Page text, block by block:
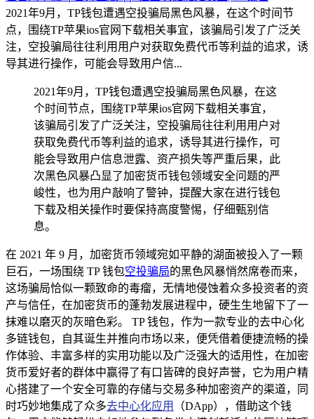
2021年9月，TP钱包遭遇空投骗局黑色风暴，在这个时间节
点，围绕TP苹果ios官网下载相关事宜，该骗局引发了广泛关
注，空投骗局往往利用用户对获取免费代币等利益的追求，诱
导其进行操作，可能会导致用户信...
2021年9月，TP钱包遭遇空投骗局黑色风暴，在这
个时间节点，围绕TP苹果ios官网下载相关事宜，
该骗局引发了广泛关注，空投骗局往往利用用户对
获取免费代币等利益的追求，诱导其进行操作，可
能会导致用户信息泄露、资产损失等严重后果，此
次黑色风暴凸显了加密货币钱包领域安全问题的严
峻性，也为用户敲响了警钟，提醒大家在进行钱包
下载及相关操作时要保持高度警惕，仔细甄别信
息。
在 2021 年 9 月，加密货币领域宛如平静的湖面被投入了一颗
巨石，一场围绕 TP 钱包空投骗局的黑色风暴悄然席卷而来，
这场骗局恰似一颗致命的毒瘤，无情地侵蚀着众多投资者的资
产与信任，在加密货币的蓬勃发展进程中，硬生生地留下了一
抹难以磨灭的灰暗色彩。 TP 钱包，作为一款专业的去中心化
多链钱包，自其诞生并推向市场以来，便凭借着便捷流畅的操
作体验、丰富多样的实用功能以及广泛强大的适用性，在加密
货币爱好者的群体中赢得了有口皆碑的良好声誉，它为用户精
心搭建了一个安全可靠的存储与交易多种加密资产的渠道，同
时巧妙地集成了众多去中心化应用
（DApp），借助这个钱